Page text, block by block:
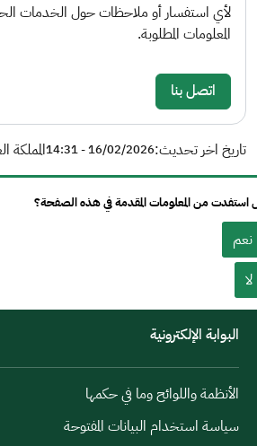
لأي استفسار أو ملاحظات حول الخدمات
المعلومات المطلوبة.
اتصل بنا
تاريخ اخر تحديث:16/02/2026 - 14:31 المملكة
استفدت من المعلومات المقدمة في هذه الصفحة؟
نعم
لا
البوابة الإلكترونية
الأنظمة واللوائح وما في حكمها
سياسة استخدام البيانات المفتوحة